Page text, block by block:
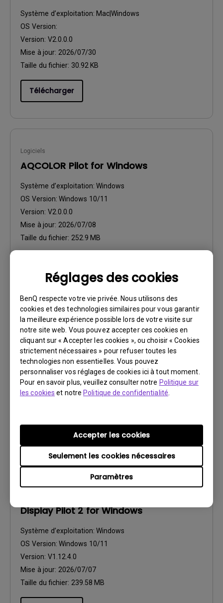
Réglages des cookies
BenQ respecte votre vie privée. Nous utilisons des
cookies et des technologies similaires pour vous garantir
la meilleure expérience possible lors de votre visite sur
notre site web. Vous pouvez accepter ces cookies en
cliquant sur « Accepter les cookies », ou choisir « Cookies
strictement nécessaires » pour refuser toutes les
technologies non essentielles. Vous pouvez
personnaliser vos réglages de cookies ici à tout moment.
Pour en savoir plus, veuillez consulter notre Politique sur
les cookies et notre Politique de confidentialité
Paramètres
Seulement les cookies nécessaires
Accepter les cookies
Système d’exploitation: Mac|Windows
OS Version:
Version: V2.0.0.0
Mise à jour: 2026/07/30
Taille du fichier: 30.92 KB
Télécharger
Logiciels
AQCOLOR Pilot for Windows
Système d’exploitation: Windows
OS Version: Windows 10/11
Version: V2.0.0.0
Mise à jour: 2026/07/08
Taille du fichier: 252.9 MB
Logiciels
Display Pilot 2 for Mac
Système d’exploitation:Mac
OS Version:macOS 13 Ventura or later
Version:V1.12.4.0
Mise à jour:2026/07/07
Télécharger
Display Pilot 2 for Windows
Système d’exploitation: Windows
OS Version: Windows 10/11
Version: V1.12.4.0
Mise à jour: 2026/07/07
Taille du fichier: 239.58 MB